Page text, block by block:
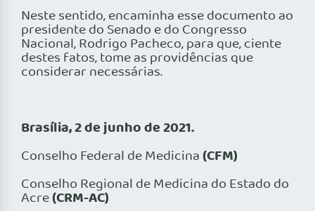
Neste sentido, encaminha esse documento ao
presidente do Senado e do Congresso
Nacional, Rodrigo Pacheco, para que, ciente
destes fatos, tome as providências que
considerar necessárias.
Brasília, 2 de junho de 2021.
Conselho Federal de Medicina (CFM)
Conselho Regional de Medicina do Estado do
Acre(CRM-AC)